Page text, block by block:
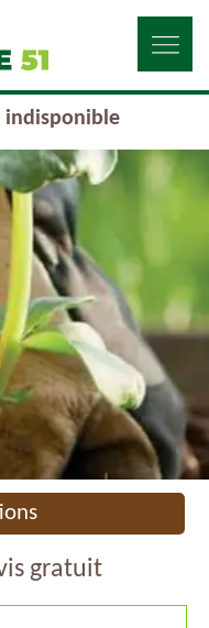
indisponible
gratuit